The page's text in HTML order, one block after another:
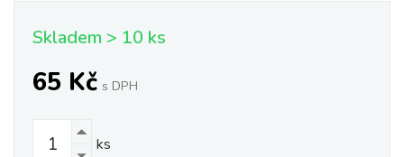
Skladem > 10 ks
65 Kč s DPH
ks